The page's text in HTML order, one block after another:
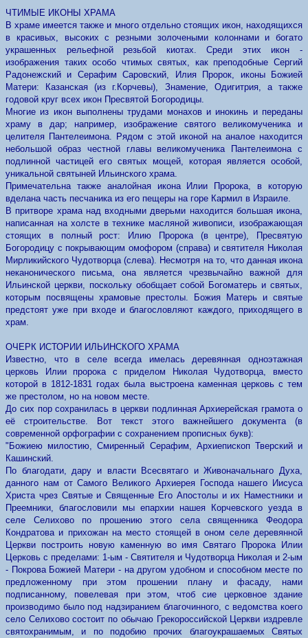
ЧТИМЫЕ ИКОНЫ ХРАМА
В храме имеется также и много отдельно стоящих икон, находящихся
в красивых, высоких с резными золочеными колоннами и богато
украшенных рельефной резьбой киотах. Среди этих икон -
изображения таких особо чтимых святых, как преподобные Сергий
Радонежский и Серафим Саровский, Илия Пророк, иконы Божией
Матери: Казанская (из г.Корчевы), Знaмение, Одигитрия, а также
годовой круг всех икон Пресвятой Богородицы.
Многие из икон выполнены трудами монахов и инокинь и переданы
храму в дар; например, изображение святого великомученика и
целителя Пантелеимона. Рядом с этой иконой на аналое находится
небольшой образ честнoй главы великомученика Пантелеимона с
подлинной частицей его святых мощей, которая является особой,
уникальной святыней Ильинского храма.
Примечательна также аналойная икона Илии Пророка, в которую
вделана часть песчаника из его пещеры на горе Кармил в Израиле.
В притворе храма над входными дверьми находится большая икона,
написанная на холсте в технике масляной живописи, изображающая
стоящих в полный рост: Илию Пророка (в центре), Пресвятую
Богородицу с покрывающим омофором (справа) и святителя Николая
Мирликийского Чудотворца (слева). Несмотря на то, что данная икона
неканонического письма, она является чрезвычайно важной для
Ильинской церкви, поскольку обобщает собой Богоматерь и святых,
которым посвящены храмовые престолы. Божия Матерь и святые
предстоят уже при входе и благословляют каждого, приходящего в
храм.
ОЧЕРК ИСТОРИИ ИЛЬИНСКОГО ХРАМА
Известно, что в селе всегда имелась деревянная одноэтажная
церковь Илии пророка с приделом Николая Чудотворца, вместо
которой в 1812-1831 годах была выстроена каменная церковь с тем
же престолом, но на новом месте.
До сих пор сохранилась в церкви подлинная Архиерейская грамота о
её строительстве. Вот текст этого важнейшего документа (в
современной орфографии с сохранением прописных букв):
"Божиею милостию, Смиренный Серафим, Архиепископ Тверский и
Кашинский.
По благодати, дару и власти Всесвятаго и Живоначальнаго Духа,
данного нам от Самого Великого Архиерея Господа нашего Иисуса
Христа чрез Святые и Священные Его Апостолы и их Наместники и
Преемники, благословили мы епархии нашея Корчевского уезда в
селе Селихово по прошению этого села священника Феодора
Кондратова и прихожан на место стоящей в оном селе деревянной
Церкви построить новую каменную во имя Святаго Пророка Илии
Церковь с пределами: 1-ым - Святителя и Чудотворца Николая и 2-ым
- Покрова Божией Матери - на другом удобном и способном месте по
предложенному при этом прошении плану и фасаду, нами
подписанному, повелевая при этом, чтоб сие церковное здание
производимо было под надзиранием благочинного, с ведомства коего
село Селихово состоит по обычаю Грекороссийской Церкви издревле
святохранимым, и по подобию прочих благоукрашаемых Святых